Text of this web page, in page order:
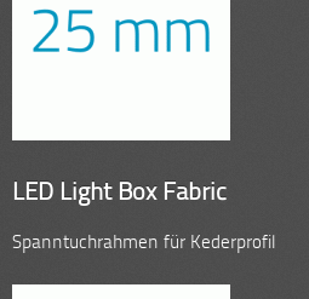
LED Light Box Fabric
Spanntuchrahmen für Kederprofil